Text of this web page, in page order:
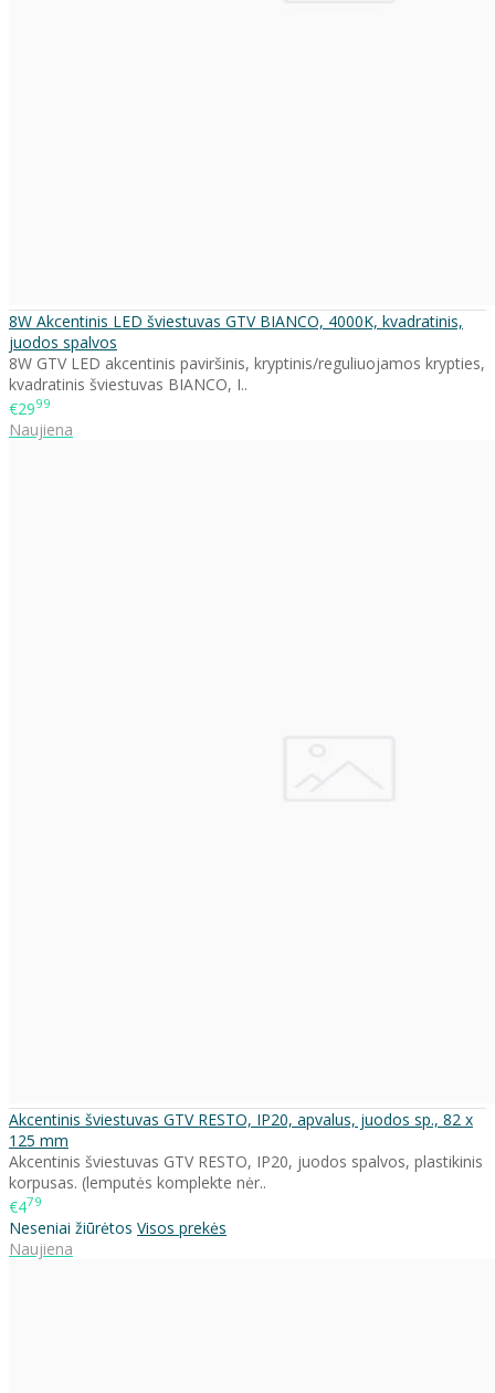
8W Akcentinis LED šviestuvas GTV BIANCO, 4000K, kvadratinis,
juodos spalvos
8W GTV LED akcentinis paviršinis, kryptinis/reguliuojamos krypties,
kvadratinis šviestuvas BIANCO, I..
€2999
Naujiena
Akcentinis šviestuvas GTV RESTO, IP20, apvalus, juodos sp., 82 x
125 mm
Akcentinis šviestuvas GTV RESTO, IP20, juodos spalvos, plastikinis
korpusas. (lemputės komplekte nėr..
€479
Neseniai žiūrėtos Visos prekės
Naujiena